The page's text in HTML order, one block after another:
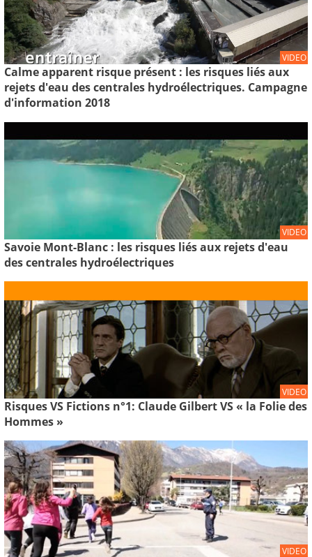
VIDEO
Calme apparent risque présent : les risques liés aux
rejets d'eau des centrales hydroélectriques. Campagne
d'information 2018
VIDEO
Savoie Mont-Blanc : les risques liés aux rejets d'eau
des centrales hydroélectriques
VIDEO
Risques VS Fictions n°1: Claude Gilbert VS « la Folie des
Hommes »
VIDEO